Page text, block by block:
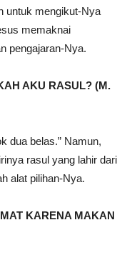
untuk mengikut-Nya
memaknai
pengajaran-Nya.
AKU RASUL? (M.
dua belas.” Namun,
rasul yang lahir dari
alat pilihan-Nya.
KARENA MAKAN